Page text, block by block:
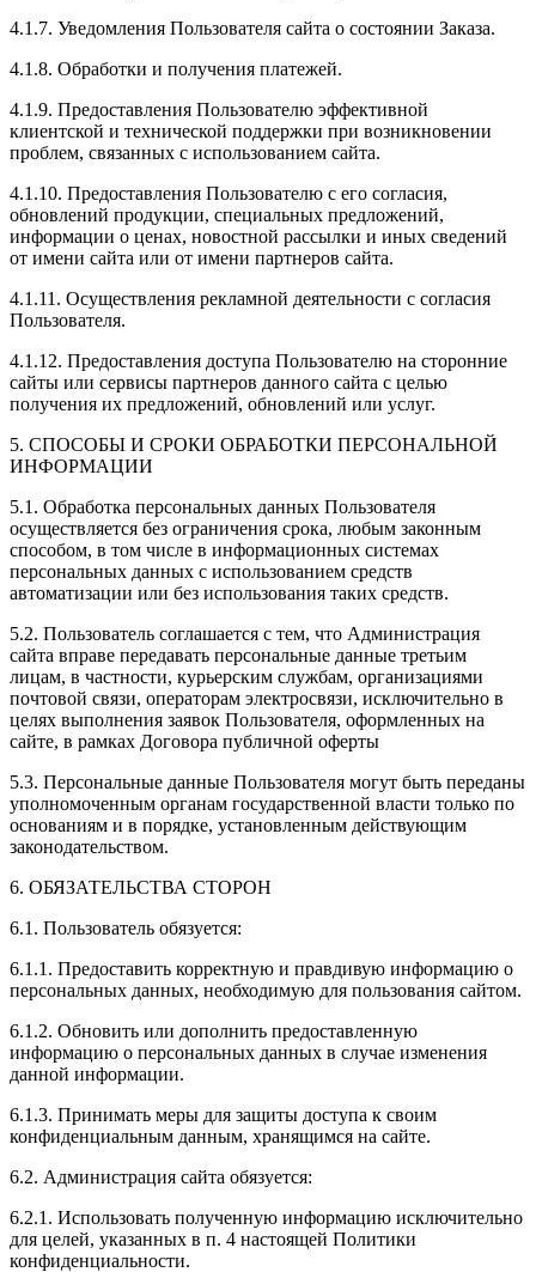
4.1.7. Уведомления Пользователя сайта о состоянии Заказа.
4.1.8. Обработки и получения платежей.
4.1.9. Предоставления Пользователю эффективной
клиентской и технической поддержки при возникновении
проблем, связанных с использованием сайта.
4.1.10. Предоставления Пользователю с его согласия,
обновлений продукции, специальных предложений,
информации о ценах, новостной рассылки и иных сведений
от имени сайта или от имени партнеров сайта.
4.1.11. Осуществления рекламной деятельности с согласия
Пользователя.
4.1.12. Предоставления доступа Пользователю на сторонние
сайты или сервисы партнеров данного сайта с целью
получения их предложений, обновлений или услуг.
5. СПОСОБЫ И СРОКИ ОБРАБОТКИ ПЕРСОНАЛЬНОЙ
ИНФОРМАЦИИ
5.1. Обработка персональных данных Пользователя
осуществляется без ограничения срока, любым законным
способом, в том числе в информационных системах
персональных данных с использованием средств
автоматизации или без использования таких средств.
5.2. Пользователь соглашается с тем, что Администрация
сайта вправе передавать персональные данные третьим
лицам, в частности, курьерским службам, организациями
почтовой связи, операторам электросвязи, исключительно в
целях выполнения заявок Пользователя, оформленных на
сайте, в рамках Договора публичной оферты
5.3. Персональные данные Пользователя могут быть переданы
уполномоченным органам государственной власти только по
основаниям и в порядке, установленным действующим
законодательством.
6. ОБЯЗАТЕЛЬСТВА СТОРОН
6.1. Пользователь обязуется:
6.1.1. Предоставить корректную и правдивую информацию о
персональных данных, необходимую для пользования сайтом.
6.1.2. Обновить или дополнить предоставленную
информацию о персональных данных в случае изменения
данной информации.
6.1.3. Принимать меры для защиты доступа к своим
конфиденциальным данным, хранящимся на сайте.
6.2. Администрация сайта обязуется:
6.2.1. Использовать полученную информацию исключительно
для целей, указанных в п. 4 настоящей Политики
конфиденциальности.